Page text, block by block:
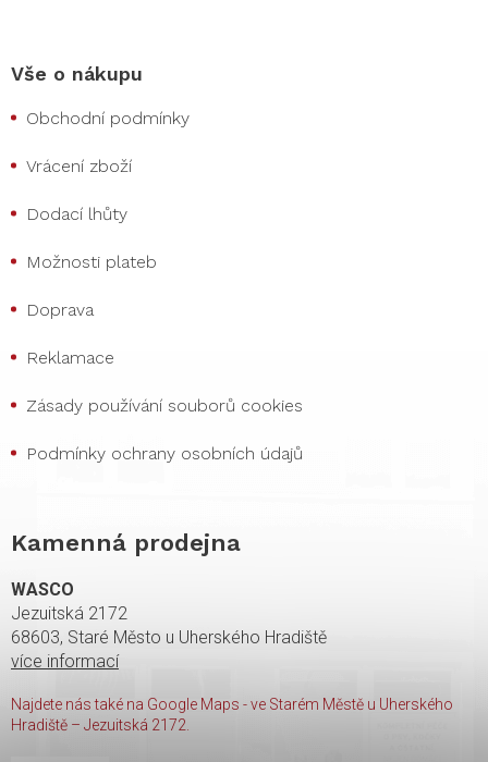
Vše o nákupu
Obchodní podmínky
Vrácení zboží
Dodací lhůty
Možnosti plateb
Doprava
Reklamace
Zásady používání souborů cookies
Podmínky ochrany osobních údajů
Kamenná prodejna
WASCO
Jezuitská 2172
68603, Staré Město u Uherského Hradiště
více informací
Najdete nás také na Google Maps - ve Starém Městě u Uherského
Hradiště – Jezuitská 2172.